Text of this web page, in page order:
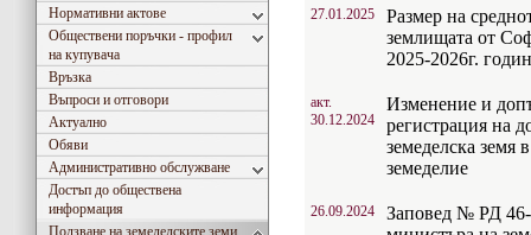
Нормативни актове
Обществени поръчки - профил
на купувача
Връзка
Въпроси и отговори
Актуално
Обяви
Административно обслужване
Достъп до обществена
информация
Ползване на земеделските земи
27.01.2025
Размер на
землищата от
2025-2026г.
акт.
30.12.2024
Изменение и
регистрация на
земеделска земя
земеделие
26.09.2024
Заповед № РД 46-